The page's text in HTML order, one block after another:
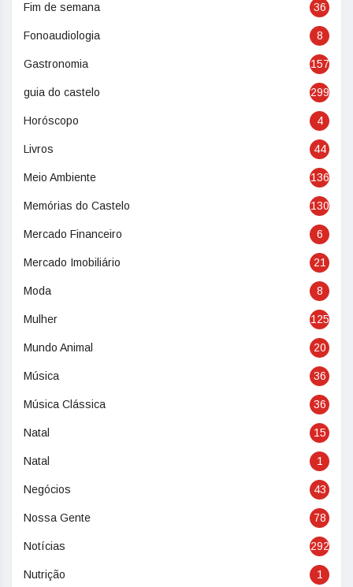
Fim de semana 36
Fonoaudiologia 8
Gastronomia 157
guia do castelo 299
Horóscopo 4
Livros 44
Meio Ambiente 136
Memórias do Castelo 130
Mercado Financeiro 6
Mercado Imobiliário 21
Moda 8
Mulher 125
Mundo Animal 20
Música 36
Música Clássica 36
Natal 15
Natal 1
Negócios 43
Nossa Gente 78
Notícias 292
Nutrição 1